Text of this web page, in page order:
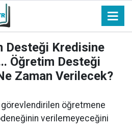
Desteği Kredisine
Öğretim Desteği
Zaman Verilecek?
öğretmene
verilemeyeceğini